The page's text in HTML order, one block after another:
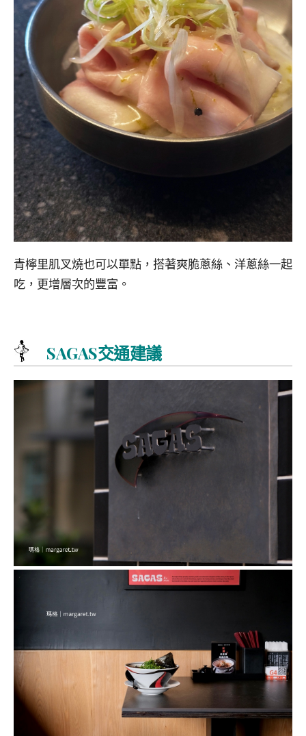
青檸里肌叉燒也可以單點，搭著爽脆蔥絲、洋蔥絲一起
吃，更增層次的豐富。
SAGAS交通建議